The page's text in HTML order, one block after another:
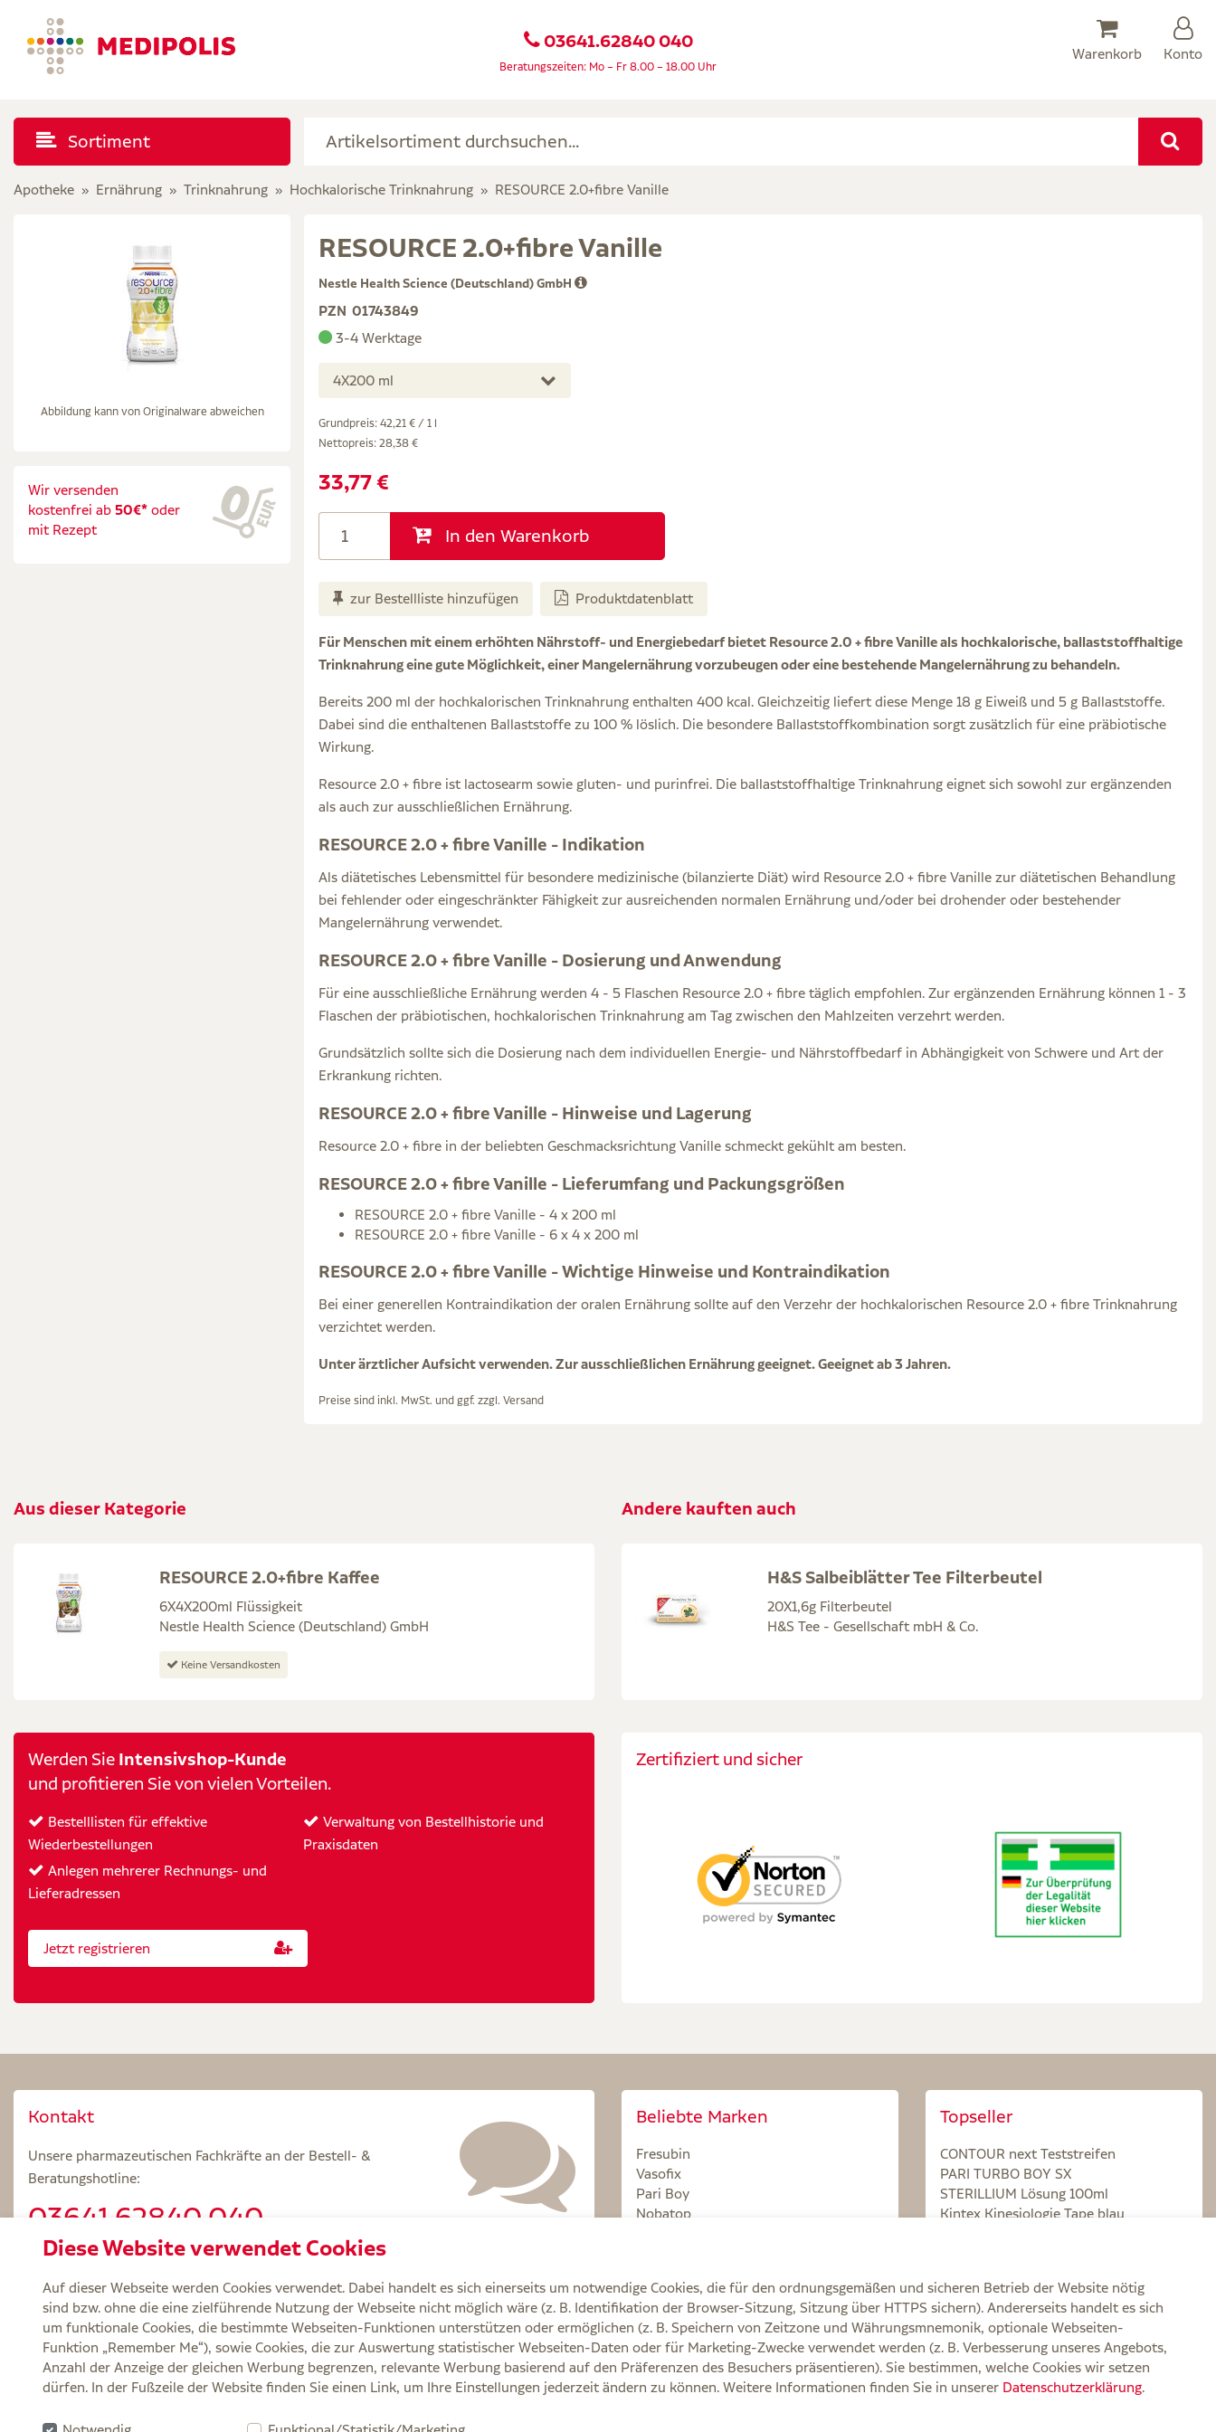
03641.62840 040
Beratungszeiten: Mo – Fr 8.00 – 18.00 Uhr
Warenkorb Konto
Sortiment
Apotheke Ernährung Trinknahrung Hochkalorische Trinknahrung RESOURCE 2.0+fibre Vanille
Abbildung kann von Originalware abweichen
Wir versenden
kostenfrei ab 50€* oder
mit Rezept
RESOURCE 2.0+fibre Vanille
Nestle Health Science (Deutschland) GmbH
PZN 01743849
3-4 Werktage
4X200 ml
Grundpreis: 42,21 € / 1 l
Nettopreis: 28,38 €
33,77 €
In den Warenkorb
zur Bestellliste hinzufügen Produktdatenblatt
Für Menschen mit einem erhöhten Nährstoff- und Energiebedarf bietet Resource 2.0 + fibre Vanille als hochkalorische, ballaststoffhaltige
Trinknahrung eine gute Möglichkeit, einer Mangelernährung vorzubeugen oder eine bestehende Mangelernährung zu behandeln.
Bereits 200 ml der hochkalorischen Trinknahrung enthalten 400 kcal. Gleichzeitig liefert diese Menge 18 g Eiweiß und 5 g Ballaststoffe.
Dabei sind die enthaltenen Ballaststoffe zu 100 % löslich. Die besondere Ballaststoffkombination sorgt zusätzlich für eine präbiotische
Wirkung.
Resource 2.0 + fibre ist lactosearm sowie gluten- und purinfrei. Die ballaststoffhaltige Trinknahrung eignet sich sowohl zur ergänzenden
als auch zur ausschließlichen Ernährung.
RESOURCE 2.0 + fibre Vanille - Indikation
Als diätetisches Lebensmittel für besondere medizinische (bilanzierte Diät) wird Resource 2.0 + fibre Vanille zur diätetischen Behandlung
bei fehlender oder eingeschränkter Fähigkeit zur ausreichenden normalen Ernährung und/oder bei drohender oder bestehender
Mangelernährung verwendet.
RESOURCE 2.0 + fibre Vanille - Dosierung und Anwendung
Für eine ausschließliche Ernährung werden 4 - 5 Flaschen Resource 2.0 + fibre täglich empfohlen. Zur ergänzenden Ernährung können 1 - 3
Flaschen der präbiotischen, hochkalorischen Trinknahrung am Tag zwischen den Mahlzeiten verzehrt werden.
Grundsätzlich sollte sich die Dosierung nach dem individuellen Energie- und Nährstoffbedarf in Abhängigkeit von Schwere und Art der
Erkrankung richten.
RESOURCE 2.0 + fibre Vanille - Hinweise und Lagerung
Resource 2.0 + fibre in der beliebten Geschmacksrichtung Vanille schmeckt gekühlt am besten.
RESOURCE 2.0 + fibre Vanille - Lieferumfang und Packungsgrößen
RESOURCE 2.0 + fibre Vanille - 4 x 200 ml
RESOURCE 2.0 + fibre Vanille - 6 x 4 x 200 ml
RESOURCE 2.0 + fibre Vanille - Wichtige Hinweise und Kontraindikation
Bei einer generellen Kontraindikation der oralen Ernährung sollte auf den Verzehr der hochkalorischen Resource 2.0 + fibre Trinknahrung
verzichtet werden.
Unter ärztlicher Aufsicht verwenden. Zur ausschließlichen Ernährung geeignet. Geeignet ab 3 Jahren.
Preise sind inkl. MwSt. und ggf. zzgl. Versand
Aus dieser Kategorie
RESOURCE 2.0+fibre Kaffee
6X4X200ml Flüssigkeit
Nestle Health Science (Deutschland) GmbH
Keine Versandkosten
Andere kauften auch
H&S Salbeiblätter Tee Filterbeutel
20X1,6g Filterbeutel
H&S Tee - Gesellschaft mbH & Co.
Werden Sie Intensivshop-Kunde
und profitieren Sie von vielen Vorteilen.
Bestelllisten für effektive
Wiederbestellungen
Anlegen mehrerer Rechnungs- und
Lieferadressen
Verwaltung von Bestellhistorie und
Praxisdaten
Jetzt registrieren
Zertifiziert und sicher
Kontakt
Unsere pharmazeutischen Fachkräfte an der Bestell- &
Beratungshotline:
03641.62840 040
Beratungszeiten: Mo – Fr 8.00 – 18.00 Uhr
Beliebte Marken
Fresubin
Vasofix
Pari Boy
Nobatop
Topseller
CONTOUR next Teststreifen
PARI TURBO BOY SX
STERILLIUM Lösung 100ml
Kintex Kinesiologie Tape blau
Service Versand und Lieferzeit Kontakt FAQ AGB Cookie-Einstellungen Datenschutz Erklärung zur Barrierefreiheit Widerruf Impressum
Zu Risiken und Nebenwirkungen lesen Sie die Packungsbeilage und fragen Sie Ihre Ärztin, Ihren Arzt oder in der Apotheke.
Diese Website verwendet Cookies
Auf dieser Webseite werden Cookies verwendet. Dabei handelt es sich einerseits um notwendige Cookies, die für den ordnungsgemäßen und sicheren Betrieb der Website nötig
sind bzw. ohne die eine zielführende Nutzung der Webseite nicht möglich wäre (z. B. Identifikation der Browser-Sitzung, Sitzung über HTTPS sichern). Andererseits handelt es sich
um funktionale Cookies, die bestimmte Webseiten-Funktionen unterstützen oder ermöglichen (z. B. Speichern von Zeitzone und Währungsmnemonik, optionale Webseiten-
Funktion „Remember Me“), sowie Cookies, die zur Auswertung statistischer Webseiten-Daten oder für Marketing-Zwecke verwendet werden (z. B. Verbesserung unseres Angebots,
Anzahl der Anzeige der gleichen Werbung begrenzen, relevante Werbung basierend auf den Präferenzen des Besuchers präsentieren). Sie bestimmen, welche Cookies wir setzen
dürfen. In der Fußzeile der Website finden Sie einen Link, um Ihre Einstellungen jederzeit ändern zu können. Weitere Informationen finden Sie in unserer Datenschutzerklärung.